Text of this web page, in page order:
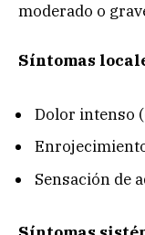
moderado o
Síntomas
Dolor intenso
Sensación de